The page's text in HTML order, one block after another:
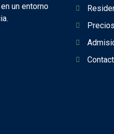
un entorno
Precios